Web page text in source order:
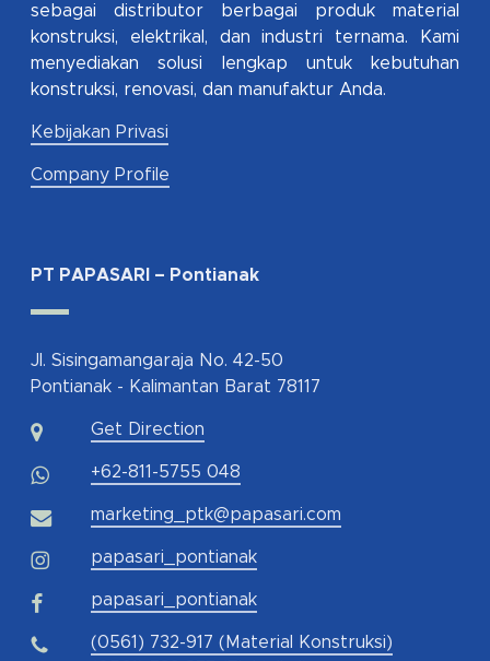
sebagai distributor berbagai produk material
konstruksi, elektrikal, dan industri ternama. Kami
menyediakan solusi lengkap untuk kebutuhan
konstruksi, renovasi, dan manufaktur Anda.
Kebijakan Privasi
Company Profile
PT PAPASARI – Pontianak
Jl. Sisingamangaraja No. 42-50
Pontianak - Kalimantan Barat 78117
Get Direction
+62-811-5755 048
marketing_ptk@papasari.com
papasari_pontianak
papasari_pontianak
(0561) 732-917 (Material Konstruksi)